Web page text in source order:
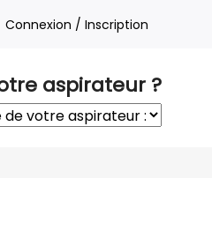
Connexion / Inscription
aspirateur ?